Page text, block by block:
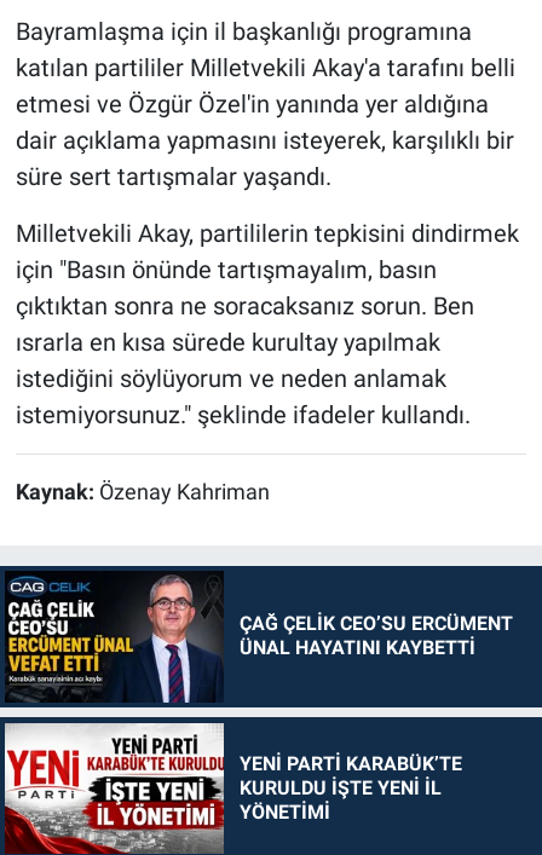
Bayramlaşma için il başkanlığı programına
katılan partililer Milletvekili Akay'a tarafını belli
etmesi ve Özgür Özel'in yanında yer aldığına
dair açıklama yapmasını isteyerek, karşılıklı bir
süre sert tartışmalar yaşandı.
Milletvekili Akay, partililerin tepkisini dindirmek
için "Basın önünde tartışmayalım, basın
çıktıktan sonra ne soracaksanız sorun. Ben
ısrarla en kısa sürede kurultay yapılmak
istediğini söylüyorum ve neden anlamak
istemiyorsunuz." şeklinde ifadeler kullandı.
Kaynak: Özenay Kahriman
ÇAĞ ÇELİK CEO’SU ERCÜMENT
ÜNAL HAYATINI KAYBETTİ
YENİ PARTİ KARABÜK’TE
KURULDU İŞTE YENİ İL
YÖNETİMİ